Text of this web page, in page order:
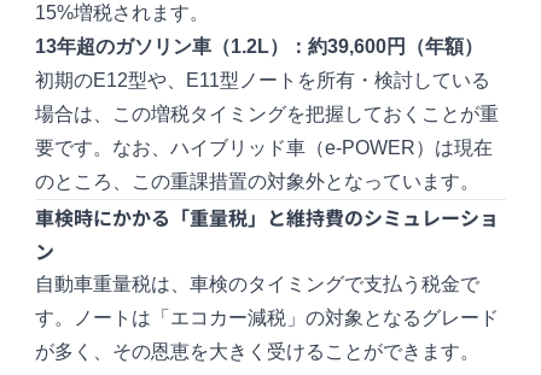
15%増税されます。
13年超のガソリン車（1.2L）：約39,600円（年額）
初期のE12型や、E11型ノートを所有・検討している
場合は、この増税タイミングを把握しておくことが重
要です。なお、ハイブリッド車（e-POWER）は現在
のところ、この重課措置の対象外となっています。
車検時にかかる「重量税」と維持費のシミュレーショ
ン
自動車重量税は、車検のタイミングで支払う税金で
す。ノートは「エコカー減税」の対象となるグレード
が多く、その恩恵を大きく受けることができます。